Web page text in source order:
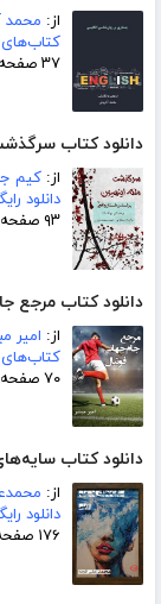
از: محمد
کتاب‌های
۳۷ صفحه
دانلود کتاب
از: کیم
دانلود
۹۳ صفحه
دانلود کتاب مرجع
از: امیر
۷۰ صفحه
دانلود کتاب
از:
دانلود
۱۷۶ صفحه